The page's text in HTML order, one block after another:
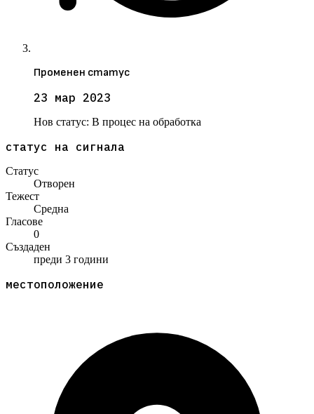
Променен статус
23 мар 2023
Нов статус: В процес на обработка
статус на сигнала
Статус
Отворен
Тежест
Средна
Гласове
0
Създаден
преди 3 години
местоположение